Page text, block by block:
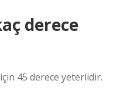
derece
45 derece yeterlidir.